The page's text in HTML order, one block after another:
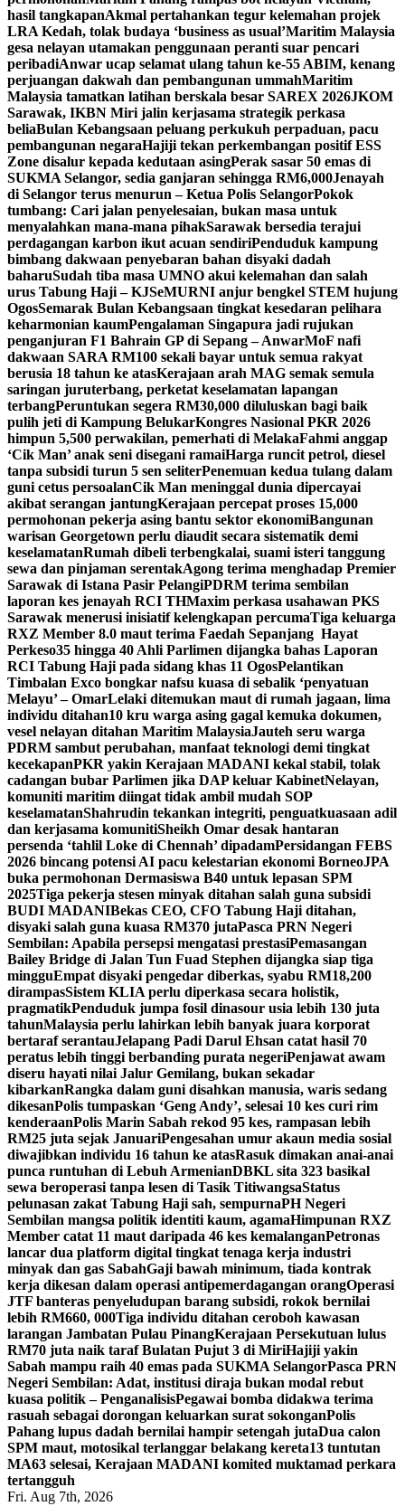
hasil tangkapanAkmal pertahankan tegur kelemahan projek
LRA Kedah, tolak budaya ‘business as usual’Maritim Malaysia
gesa nelayan utamakan penggunaan peranti suar pencari
peribadiAnwar ucap selamat ulang tahun ke-55 ABIM, kenang
perjuangan dakwah dan pembangunan ummahMaritim
Malaysia tamatkan latihan berskala besar SAREX 2026JKOM
Sarawak, IKBN Miri jalin kerjasama strategik perkasa
beliaBulan Kebangsaan peluang perkukuh perpaduan, pacu
pembangunan negaraHajiji tekan perkembangan positif ESS
Zone disalur kepada kedutaan asingPerak sasar 50 emas di
SUKMA Selangor, sedia ganjaran sehingga RM6,000Jenayah
di Selangor terus menurun – Ketua Polis SelangorPokok
tumbang: Cari jalan penyelesaian, bukan masa untuk
menyalahkan mana-mana pihakSarawak bersedia terajui
perdagangan karbon ikut acuan sendiriPenduduk kampung
bimbang dakwaan penyebaran bahan disyaki dadah
baharuSudah tiba masa UMNO akui kelemahan dan salah
urus Tabung Haji – KJSeMURNI anjur bengkel STEM hujung
OgosSemarak Bulan Kebangsaan tingkat kesedaran pelihara
keharmonian kaumPengalaman Singapura jadi rujukan
penganjuran F1 Bahrain GP di Sepang – AnwarMoF nafi
dakwaan SARA RM100 sekali bayar untuk semua rakyat
berusia 18 tahun ke atasKerajaan arah MAG semak semula
saringan juruterbang, perketat keselamatan lapangan
terbangPeruntukan segera RM30,000 diluluskan bagi baik
pulih jeti di Kampung BelukarKongres Nasional PKR 2026
himpun 5,500 perwakilan, pemerhati di MelakaFahmi anggap
‘Cik Man’ anak seni disegani ramaiHarga runcit petrol, diesel
tanpa subsidi turun 5 sen seliterPenemuan kedua tulang dalam
guni cetus persoalanCik Man meninggal dunia dipercayai
akibat serangan jantungKerajaan percepat proses 15,000
permohonan pekerja asing bantu sektor ekonomiBangunan
warisan Georgetown perlu diaudit secara sistematik demi
keselamatanRumah dibeli terbengkalai, suami isteri tanggung
sewa dan pinjaman serentakAgong terima menghadap Premier
Sarawak di Istana Pasir PelangiPDRM terima sembilan
laporan kes jenayah RCI THMaxim perkasa usahawan PKS
Sarawak menerusi inisiatif kelengkapan percumaTiga keluarga
RXZ Member 8.0 maut terima Faedah Sepanjang Hayat
Perkeso35 hingga 40 Ahli Parlimen dijangka bahas Laporan
RCI Tabung Haji pada sidang khas 11 OgosPelantikan
Timbalan Exco bongkar nafsu kuasa di sebalik ‘penyatuan
Melayu’ – OmarLelaki ditemukan maut di rumah jagaan, lima
individu ditahan10 kru warga asing gagal kemuka dokumen,
vesel nelayan ditahan Maritim MalaysiaJauteh seru warga
PDRM sambut perubahan, manfaat teknologi demi tingkat
kecekapanPKR yakin Kerajaan MADANI kekal stabil, tolak
cadangan bubar Parlimen jika DAP keluar KabinetNelayan,
komuniti maritim diingat tidak ambil mudah SOP
keselamatanShahrudin tekankan integriti, penguatkuasaan adil
dan kerjasama komunitiSheikh Omar desak hantaran
persenda ‘tahlil Loke di Chennah’ dipadamPersidangan FEBS
2026 bincang potensi AI pacu kelestarian ekonomi BorneoJPA
buka permohonan Dermasiswa B40 untuk lepasan SPM
2025Tiga pekerja stesen minyak ditahan salah guna subsidi
BUDI MADANIBekas CEO, CFO Tabung Haji ditahan,
disyaki salah guna kuasa RM370 jutaPasca PRN Negeri
Sembilan: Apabila persepsi mengatasi prestasiPemasangan
Bailey Bridge di Jalan Tun Fuad Stephen dijangka siap tiga
mingguEmpat disyaki pengedar diberkas, syabu RM18,200
dirampasSistem KLIA perlu diperkasa secara holistik,
pragmatikPenduduk jumpa fosil dinasour usia lebih 130 juta
tahunMalaysia perlu lahirkan lebih banyak juara korporat
bertaraf serantauJelapang Padi Darul Ehsan catat hasil 70
peratus lebih tinggi berbanding purata negeriPenjawat awam
diseru hayati nilai Jalur Gemilang, bukan sekadar
kibarkanRangka dalam guni disahkan manusia, waris sedang
dikesanPolis tumpaskan ‘Geng Andy’, selesai 10 kes curi rim
kenderaanPolis Marin Sabah rekod 95 kes, rampasan lebih
RM25 juta sejak JanuariPengesahan umur akaun media sosial
diwajibkan individu 16 tahun ke atasRasuk dimakan anai-anai
punca runtuhan di Lebuh ArmenianDBKL sita 323 basikal
sewa beroperasi tanpa lesen di Tasik TitiwangsaStatus
pelunasan zakat Tabung Haji sah, sempurnaPH Negeri
Sembilan mangsa politik identiti kaum, agamaHimpunan RXZ
Member catat 11 maut daripada 46 kes kemalanganPetronas
lancar dua platform digital tingkat tenaga kerja industri
minyak dan gas SabahGaji bawah minimum, tiada kontrak
kerja dikesan dalam operasi antipemerdagangan orangOperasi
JTF banteras penyeludupan barang subsidi, rokok bernilai
lebih RM660, 000Tiga individu ditahan ceroboh kawasan
larangan Jambatan Pulau PinangKerajaan Persekutuan lulus
RM70 juta naik taraf Bulatan Pujut 3 di MiriHajiji yakin
Sabah mampu raih 40 emas pada SUKMA SelangorPasca PRN
Negeri Sembilan: Adat, institusi diraja bukan modal rebut
kuasa politik – PenganalisisPegawai bomba didakwa terima
rasuah sebagai dorongan keluarkan surat sokonganPolis
Pahang lupus dadah bernilai hampir setengah jutaDua calon
SPM maut, motosikal terlanggar belakang kereta13 tuntutan
MA63 selesai, Kerajaan MADANI komited muktamad perkara
tertangguh
Fri. Aug 7th, 2026